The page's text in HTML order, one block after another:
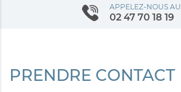
APPELEZ-NOUS AU
02 47 70 18 19
PRENDRE CONTACT